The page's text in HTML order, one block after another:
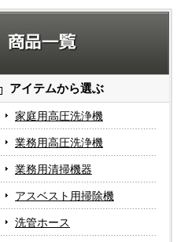
アイテムから選ぶ
家庭用高圧洗浄機
業務用高圧洗浄機
業務用清掃機器
アスベスト用掃除機
洗管ホース